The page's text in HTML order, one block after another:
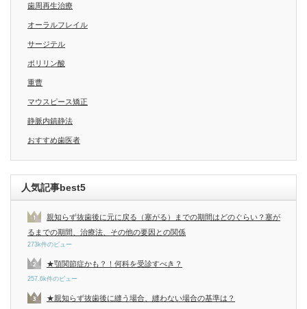
歯周再生治療
オーラルフレイル
サージテル
ポリリン酸
重曹
マウスピース矯正
静脈内鎮静法
おすすめ歯医者
人気記事best5
親知らず抜歯後に元に戻る（塞がる）までの期間はどのぐらい？塞が
るまでの期間、治療法、その他の要因との関係
273k件のビュー
★顎関節症かも？！何科を受診すべき？
257.6k件のビュー
★親知らず抜歯後に縫う場合、縫わない場合の基準は？